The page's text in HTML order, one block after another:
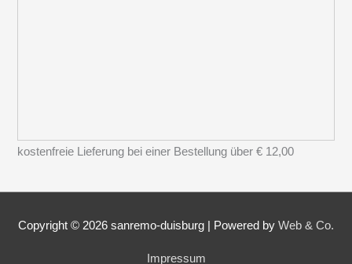
kostenfreie Lieferung bei einer Bestellung über€ 12,00
Copyright © 2026 sanremo-duisburg Powered by Web & Co.
Impressum